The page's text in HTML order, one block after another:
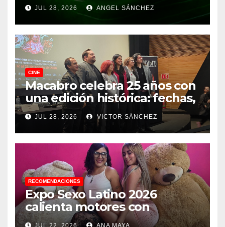
JUL 28, 2026 ANGEL SÁNCHEZ
CINE
Macabro celebra 25 años con
una edición histórica: fechas,
sedes, invitados y todo lo que
debes saber
JUL 28, 2026 VICTOR SÁNCHEZ
RECOMENDACIONES
Expo Sexo Latino 2026
calienta motores con
conferencia de prensa y
JUL 22, 2026 ANA MAYA